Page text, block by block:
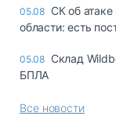
05.08 СК об
области: есть
05.08 Склад
БПЛА
Все новости